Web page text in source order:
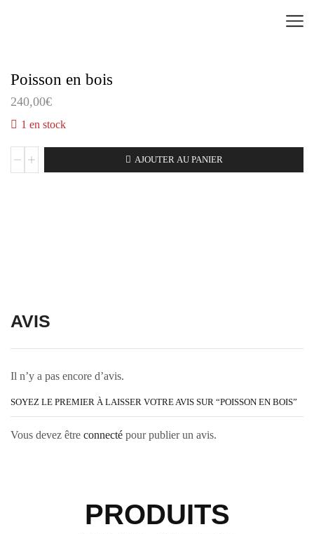
Poisson en bois
240,00€
1 en stock
AJOUTER AU PANIER
AVIS
Il n’y a pas encore d’avis.
SOYEZ LE PREMIER À LAISSER VOTRE AVIS SUR “POISSON EN BOIS”
Vous devez être connecté pour publier un avis.
PRODUITS